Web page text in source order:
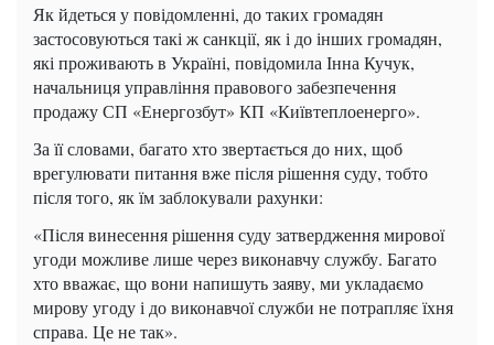
Як йдеться у повідомленні, до таких громадян
застосовуються такі ж санкції, як і до інших громадян,
які проживають в Україні, повідомила Інна Кучук,
начальниця управління правового забезпечення
продажу СП «Енергозбут» КП «Київтеплоенерго».
За її словами, багато хто звертається до них, щоб
врегулювати питання вже після рішення суду, тобто
після того, як їм заблокували рахунки:
«Після винесення рішення суду затвердження мирової
угоди можливе лише через виконавчу службу. Багато
хто вважає, що вони напишуть заяву, ми укладаємо
мирову угоду і до виконавчої служби не потрапляє їхня
справа. Це не так».